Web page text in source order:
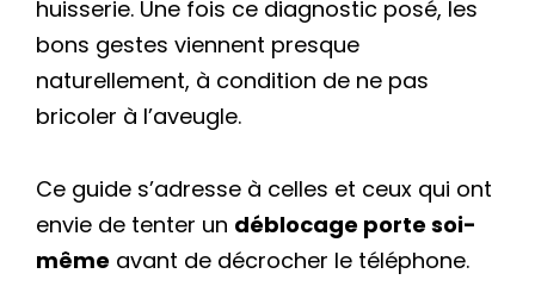
huisserie. Une fois ce diagnostic posé, les
bons gestes viennent presque
naturellement, à condition de ne pas
bricoler à l’aveugle.
Ce guide s’adresse à celles et ceux qui ont
envie de tenter un déblocage porte soi-
même avant de décrocher le téléphone.